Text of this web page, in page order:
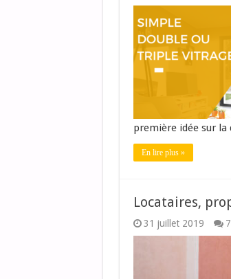
première idée sur la
En lire plus »
Locataires,
31 juillet 2019